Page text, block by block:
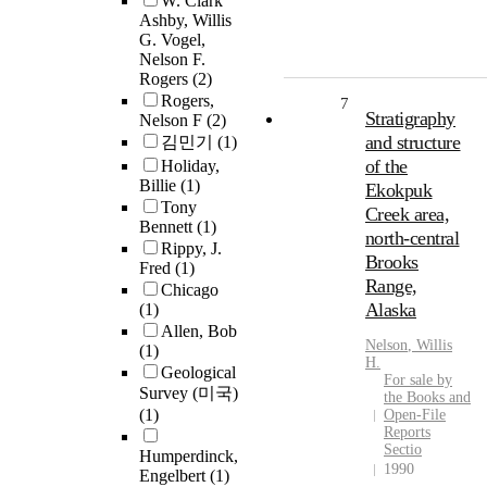
Ashby, Willis
G. Vogel,
Nelson F.
Rogers (2)
Rogers,
Nelson F (2)
김민기 (1)
Holiday,
Billie (1)
Tony
Bennett(1)
Rippy, J.
Fred (1)
Chicago
(1)
Allen, Bob
(1)
Geological
Survey (미국)
(1)
Humperdinck,
Engelbert(1)
7
Stratigraphy
and structure
of the
Ekokpuk
Creek area,
north-central
Brooks
Range,
Alaska
Nelson, Willis
H.
For sale by
the Books and
Open-File
Reports
Sectio
1990